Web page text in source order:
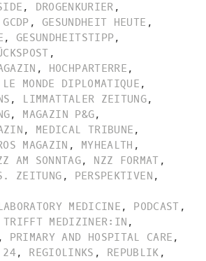
, DROGENKURIER ,
GCDP , GESUNDHEIT HEUTE ,
, GESUNDHEITSTIPP,
,
, HOCHPARTERRE ,
LE MONDE DIPLOMATIQUE ,
, LIMMATTALER ZEITUNG,
, MAGAZIN P&G,
, MEDICAL TRIBUNE ,
MAGAZIN , MYHEALTH ,
AM SONNTAG, NZZ FORMAT ,
ZEITUNG , PERSPEKTIVEN ,
MEDICINE , PODCAST ,
TRIFFT MEDIZINER:IN ,
, PRIMARY AND HOSPITAL CARE ,
24, REGIOLINKS , REPUBLIK ,